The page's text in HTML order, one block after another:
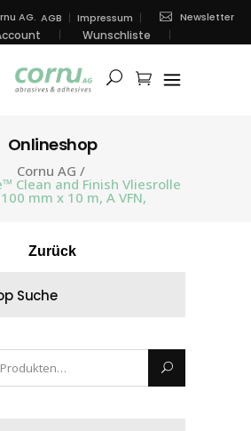
AG. AGB Impressum Newsletter
Wunschliste
Onlineshop
Cornu AG /
Clean and Finish Vliesrolle
100 mm x 10 m, A VFN,
Zurück
Suche